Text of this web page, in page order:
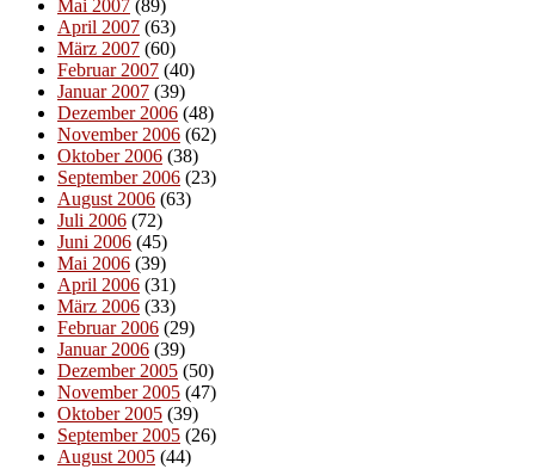
Mai 2007 (89)
April 2007 (63)
März 2007 (60)
Februar 2007 (40)
Januar 2007 (39)
Dezember 2006 (48)
November 2006 (62)
Oktober 2006 (38)
September 2006 (23)
August 2006 (63)
Juli 2006 (72)
Juni 2006 (45)
Mai 2006 (39)
April 2006 (31)
März 2006 (33)
Februar 2006 (29)
Januar 2006 (39)
Dezember 2005 (50)
November 2005 (47)
Oktober 2005 (39)
September 2005 (26)
August 2005 (44)